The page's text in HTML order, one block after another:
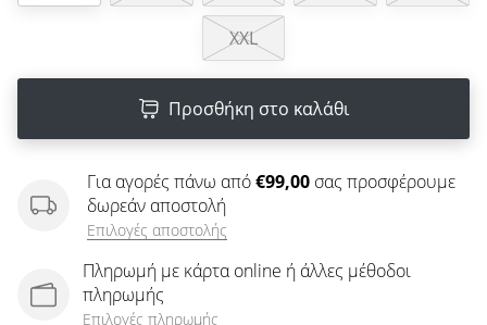
XXL
Προσθήκη στο καλάθι
Για αγορές πάνω από€99,00 σας προσφέρουμε
δωρεάν αποστολή
Επιλογές αποστολής
Πληρωμή με κάρτα online ή άλλες μέθοδοι
πληρωμής
Επιλογές πληρωμής